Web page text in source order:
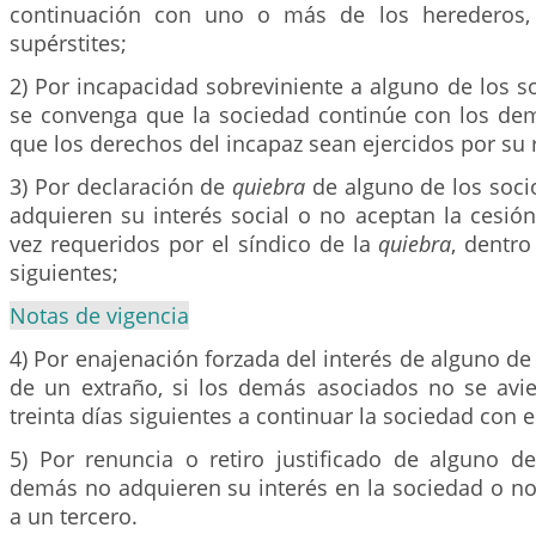
continuación con uno o más de los
supérstites;
2) Por incapacidad sobreviniente a alguno de los
se convenga que la sociedad continúe con los
que los derechos del incapaz sean ejercidos por su
3) Por declaración de quiebra de alguno de los
adquieren su interés social o no aceptan la
vez requeridos por el síndico de la quiebra,
siguientes;
Notas de vigencia
4) Por enajenación forzada del interés de alguno
de un extraño, si los demás asociados no se
treinta días siguientes a continuar la sociedad con
5) Por renuncia o retiro justificado de alguno
demás no adquieren su interés en la sociedad o
a un tercero.